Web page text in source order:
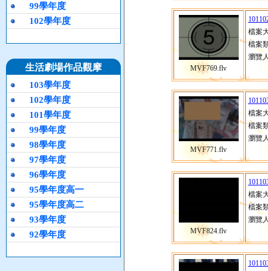
99學年度
102學年度
生活劇場作品觀摩
103學年度
102學年度
101學年度
99學年度
98學年度
97學年度
96學年度
95學年度高一
95學年度高二
93學年度
92學年度
MVF769.flv
檔案
檔案
瀏覽
MVF771.flv
檔案
檔案
瀏覽
MVF824.flv
檔案
檔案
瀏覽